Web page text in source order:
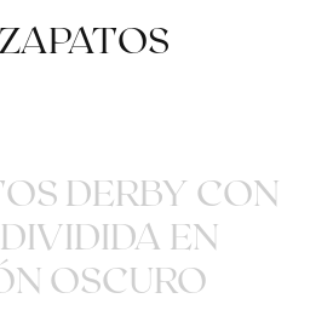
DERBY CON
EN
OSCURO